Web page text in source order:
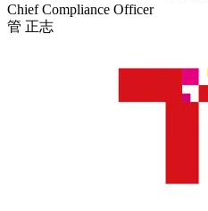
Chief Compliance Officer
管 正志